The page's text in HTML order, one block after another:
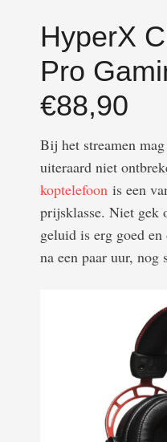
HyperX
Pro
€88,90
Bij het streamen
uiteraard niet
koptelefoon is een
prijsklasse. Niet gek
geluid is erg goed
na een paar uur, nog